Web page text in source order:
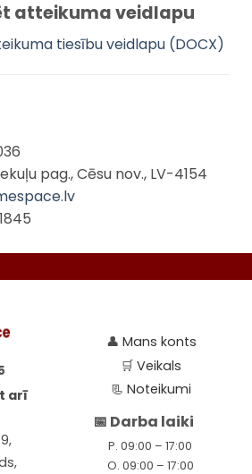
atteikuma veidlapu
tiesību veidlapu (DOCX)
pag., Cēsu nov., LV-4154
arī
👤 Mans konts
🛒Veikals
📃Noteikumi
📅 Darba laiki
P. 09:00 – 17:00
O. 09:00 – 17:00